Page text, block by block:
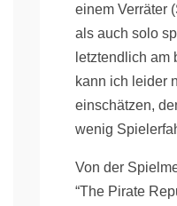
einem Verräter
als auch solo
letztendlich am
kann ich leider
einschätzen,
wenig
Von der
“The Pirate